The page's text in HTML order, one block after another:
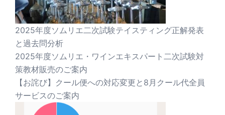
2025年度ソムリエ二次試験テイスティング正解発表
と過去問分析
2025年度ソムリエ・ワインエキスパート二次試験対
策教材販売のご案内
【お詫び】クール便への対応変更と8月クール代全員
サービスのご案内